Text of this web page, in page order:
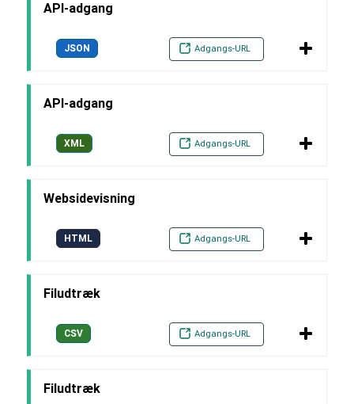
API-adgang
JSON Adgangs-URL
API-adgang
XML Adgangs-URL
Websidevisning
HTML Adgangs-URL
Filudtræk
CSV Adgangs-URL
Filudtræk